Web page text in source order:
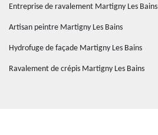
Entreprise de ravalement Martigny Les Bains
Artisan peintre Martigny Les Bains
Hydrofuge de façade Martigny Les Bains
Ravalement de crépis Martigny Les Bains